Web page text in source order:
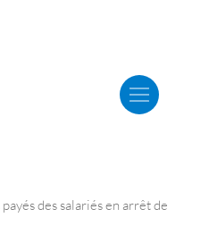
des salariés en arrêt de